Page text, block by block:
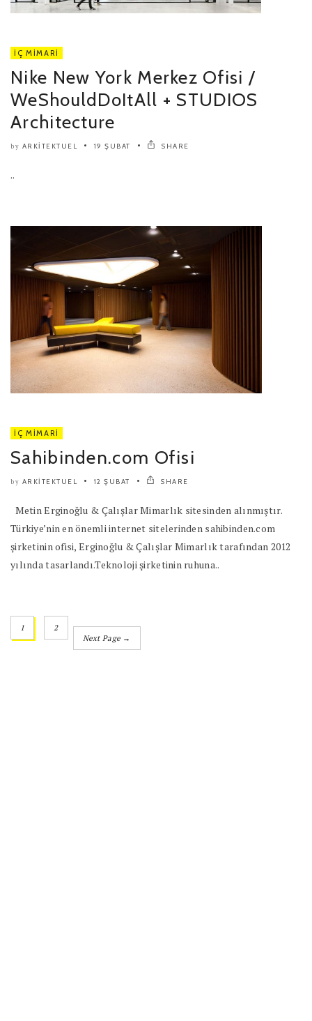
İÇ MIMARI
Nike New York Merkez Ofisi /
WeShouldDoItAll + STUDIOS
Architecture
by ARKITEKTUEL 19 ŞUBAT SHARE
..
İÇ MIMARI
Sahibinden.com Ofisi
by ARKITEKTUEL 12 ŞUBAT SHARE
Metin Erginoğlu & Çalışlar Mimarlık sitesinden alınmıştır.
Türkiye’nin en önemli internet sitelerinden sahibinden.com
şirketinin ofisi, Erginoğlu & Çalışlar Mimarlık tarafından 2012
yılında tasarlandı.Teknoloji şirketinin ruhuna..
1
2
Next Page →